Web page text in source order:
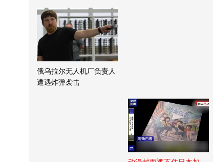
俄乌拉尔无人机厂负责人
遭遇炸弹袭击